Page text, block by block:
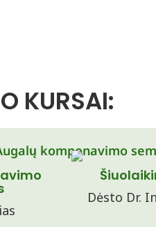
KURSAI:
Dėsto Dr.